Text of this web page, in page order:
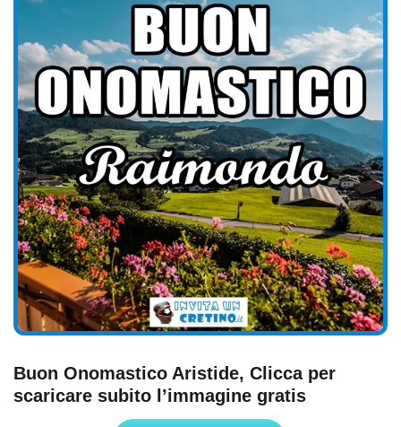
Buon Onomastico Aristide, Clicca per
scaricare subito l’immagine gratis